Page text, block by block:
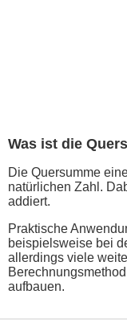
Was ist die
Die Quersumme
natürlichen Zahl.
addiert.
Praktische
beispielsweise bei
allerdings viele
aufbauen.